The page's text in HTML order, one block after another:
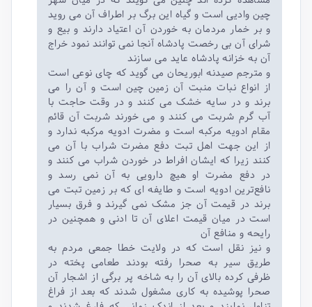
چین وادیی است و گیاه این برگ بر اطراف آن می روید
و بر خمار مردمان به خوردن آن اعتیاد دارند و بیع و
شرای آن بی رخصت پادشاه آنجا نمی توانند نمود خراج
آن به خزانه پادشاه عاید می سازند
و مترجم صیدنه ابوریحان می گوید که چای نوعی است
از انواع نبات منبت آن زمین چین است و آن را می
برند و در سایه خشک می کنند و در وقت حاجت با
آب گرم شربت می کنند و می خورند شربت آن قائم
مقام ادویه مرکبه است و مضرت ادویه مرکبه ندارد و
از این جهت اهل تبت دفع مضرت شراب با آن می
کنند زیرا که ایشان افراط در خوردن شراب می کنند و
در دفع مضرت او هیچ دارویی به آن نمی رسد و
نافع‌ترین ادویه است و طایفه ای که بر زمین تبت می
برند در قیمت آن جز مشک نمی گیرند و فرق بسیار
است در میان قیمت اعلای آن تا ادنی و همچنین در
رایحه و منافع آن
و نیز نقل است که در ولایت خطا جمعی مردم به
طریق سیر به صحرا رفته بودند طعامی پخته در
ظرفی کرده بالای آن را به شاخه پر برگی از اشجار آن
صحرا پوشیده به کاری مشغول شدند که بعد از فراغ